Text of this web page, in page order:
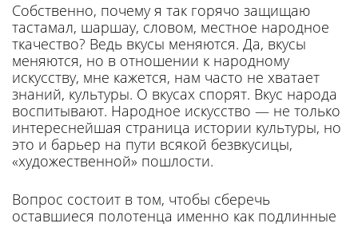
Собственно, почему я так горя­чо защищаю
тастамал, шаршау, словом, местное народное
ткаче­ство? Ведь вкусы меняются. Да, вкусы
меняются, но в отношении к народному
искусству, мне ка­жется, нам часто не хватает
знаний, культуры. О вкусах спорят. Вкус народа
воспитывают. На­родное искусство — не только
ин­тереснейшая страница истории культуры, но
это и барьер на пути всякой безвкусицы,
«художественной» пошлости.
Вопрос состоит в том, чтобы сберечь
оставшиеся полотенца именно как подлинные